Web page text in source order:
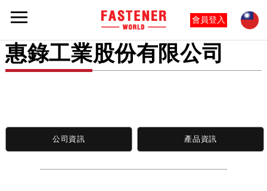
會員登入
惠錄工業股份有限公司
公司資訊 產品資訊